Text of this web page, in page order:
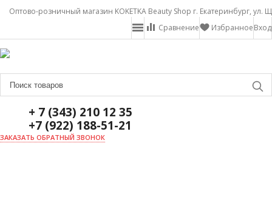
Оптово-розничный магазин KOKETKA Beauty Shop г. Екатеринбург, ул.
Вход
Избранное
Сравнение
+ 7 (343) 210 12 35
+7 (922) 188-51-21
ЗАКАЗАТЬ ОБРАТНЫЙ ЗВОНОК